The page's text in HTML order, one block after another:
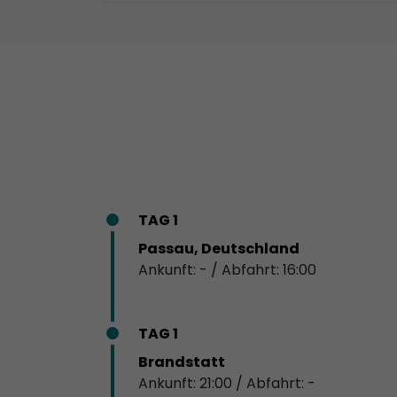
TAG 1
Passau, Deutschland
Ankunft: - / Abfahrt: 16:00
TAG 1
Brandstatt
Ankunft: 21:00 / Abfahrt: -